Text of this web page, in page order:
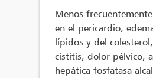
Menos
en el pericardio,
lípidos y del
cistitis, dolor pélvico,
hepática fosfatasa